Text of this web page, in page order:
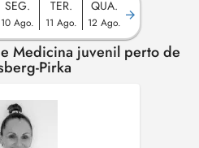
SEG.
10 Ago.
TER.
11 Ago.
QUA.
12 Ago.
Medicina juvenil perto de
Pirka